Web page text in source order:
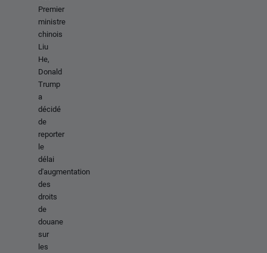
Premier
ministre
chinois
Liu
He,
Donald
Trump
a
décidé
de
reporter
le
délai
d'augmentation
des
droits
de
douane
sur
les